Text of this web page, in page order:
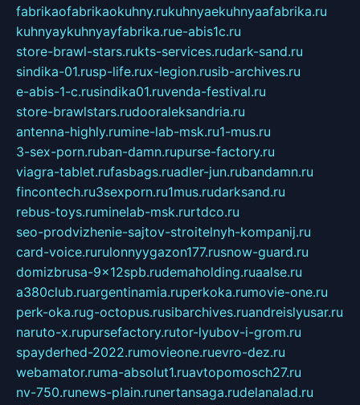
fabrikaofabrikaokuhny.rukuhnyaekuhnyaafabrika.ru
kuhnyaykuhnyayfabrika.rue-abis1c.ru
store-brawl-stars.rukts-services.rudark-sand.ru
sindika-01.rusp-life.rux-legion.rusib-archives.ru
e-abis-1-c.rusindika01.ruvenda-festival.ru
store-brawlstars.rudooraleksandria.ru
antenna-highly.rumine-lab-msk.ru1-mus.ru
3-sex-porn.ruban-damn.rupurse-factory.ru
viagra-tablet.rufasbags.ruadler-jun.rubandamn.ru
fincontech.ru3sexporn.ru1mus.rudarksand.ru
rebus-toys.ruminelab-msk.rurtdco.ru
seo-prodvizhenie-sajtov-stroitelnyh-kompanij.ru
card-voice.rurulonnyygazon177.rusnow-guard.ru
domizbrusa-9x12spb.rudemaholding.ruaalse.ru
a380club.ruargentinamia.ruperkoka.rumovie-one.ru
perk-oka.rug-octopus.rusibarchives.ruandreislyusar.ru
naruto-x.rupursefactory.rutor-lyubov-i-grom.ru
spayderhed-2022.rumovieone.ruevro-dez.ru
webamator.ruma-absolut1.ruavtopomosch27.ru
nv-750.runews-plain.runertansaga.rudelanalad.ru